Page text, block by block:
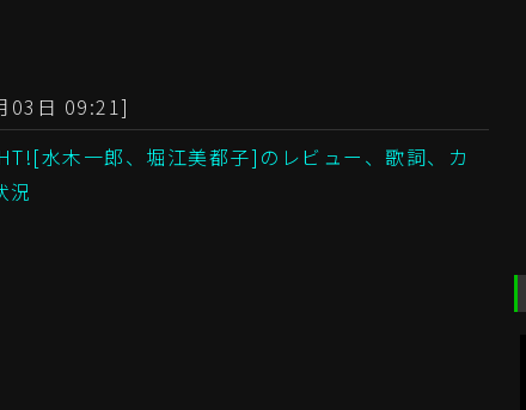
03日 09:21]
水木一郎、堀江美都子]のレビュー、歌詞、カ
況